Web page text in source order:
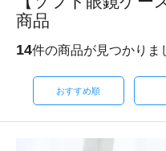
商品
14件の商品が見つかりま
おすすめ順